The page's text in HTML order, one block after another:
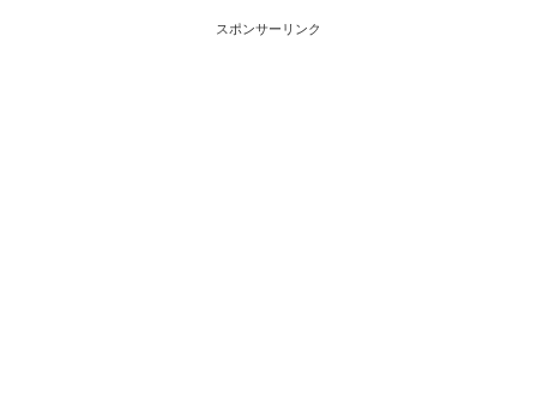
スポンサーリンク